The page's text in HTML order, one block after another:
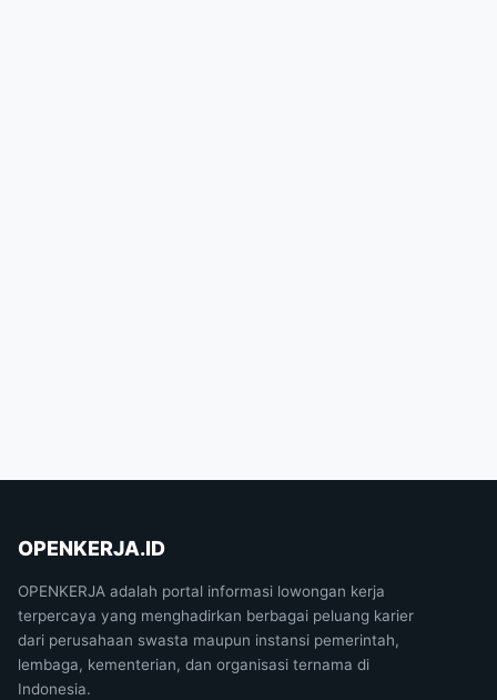
OPENKERJA.ID
OPENKERJA adalah portal informasi lowongan kerja
terpercaya yang menghadirkan berbagai peluang karier
dari perusahaan swasta maupun instansi pemerintah,
lembaga, kementerian, dan organisasi ternama di
Indonesia.